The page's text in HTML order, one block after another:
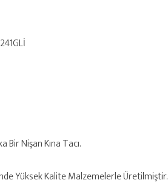
Nişan Kına Tacı.
Yüksek Kalite Malzemelerle Üretilmiştir.